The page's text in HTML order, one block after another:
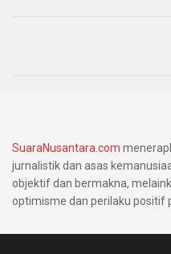
SuaraNusantara.com
jurnalistik dan asas
objektif dan bermakna,
optimisme dan perilaku positif